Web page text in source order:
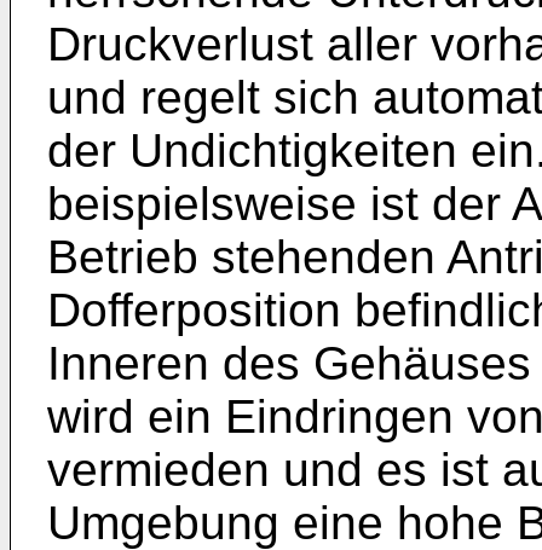
Druckverlust aller
und regelt sich
der Undichtigkeiten
beispielsweise ist der
Betrieb stehenden
Dofferposition
Inneren des
wird ein Eindringen
vermieden und es ist
Umgebung eine hohe